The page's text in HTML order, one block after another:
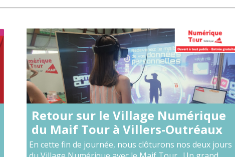
Retour sur le Village Numérique
du Maif Tour à Villers-Outréaux
En cette fin de journée, nous clôturons nos deux jours